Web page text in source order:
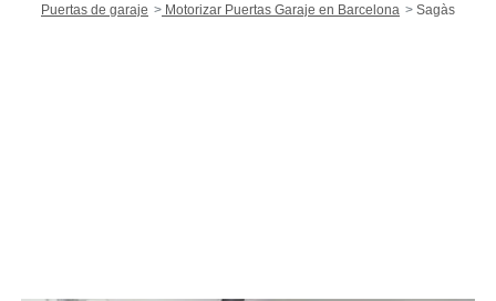
Puertas de garaje Motorizar Puertas Garaje en Barcelona Sagàs